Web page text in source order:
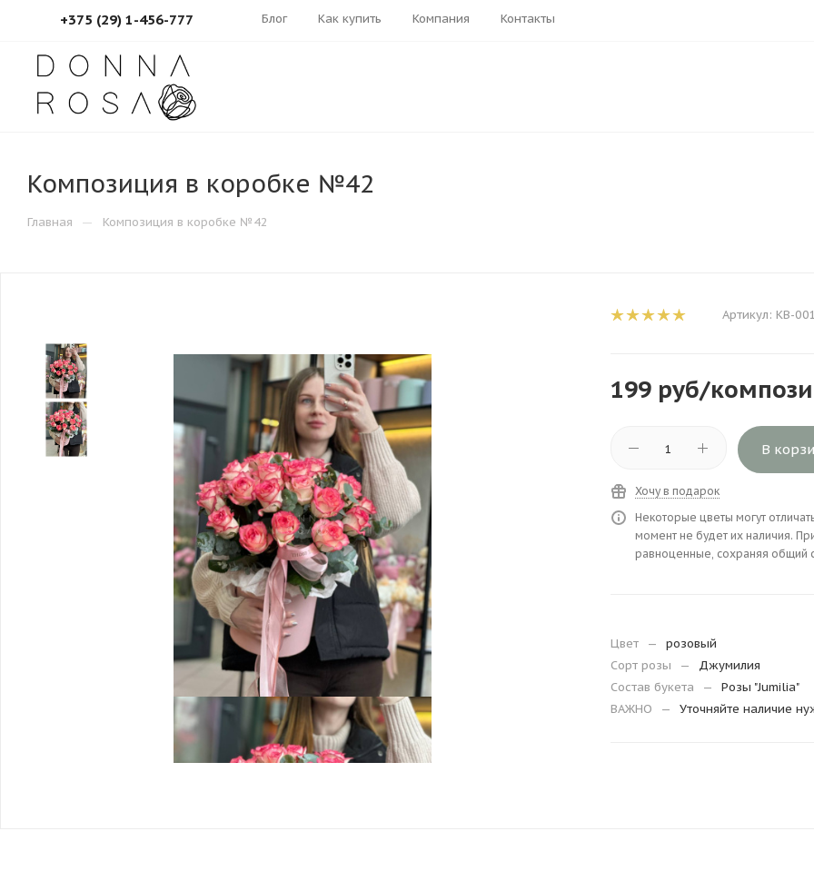
+375 (29) 1-456-777 Блог Как купить Компания Контакты
Композиция в коробке №42
Главная — Композиция в коробке №42
Артикул: КВ-
199 руб/
В
Хочу в подарок
Некоторые цветы могут
момент не будет их наличия.
равноценные, сохраняя общий
Цвет —
розовый
Сорт розы
—
Джумилия
Состав букета
—
Розы "Jumilia"
ВАЖНО
— Уточняйте наличие